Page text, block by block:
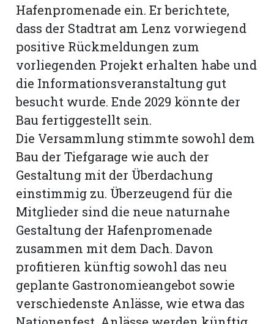
Hafenpromenade ein. Er berichtete,
dass der Stadtrat am Lenz vorwiegend
positive Rückmeldungen zum
vorliegenden Projekt erhalten habe und
die Informationsveranstaltung gut
besucht wurde. Ende 2029 könnte der
Bau fertiggestellt sein.
Die Versammlung stimmte sowohl dem
Bau der Tiefgarage wie auch der
Gestaltung mit der Überdachung
einstimmig zu. Überzeugend für die
Mitglieder sind die neue naturnahe
Gestaltung der Hafenpromenade
zusammen mit dem Dach. Davon
profitieren künftig sowohl das neu
geplante Gastronomieangebot sowie
verschiedenste Anlässe, wie etwa das